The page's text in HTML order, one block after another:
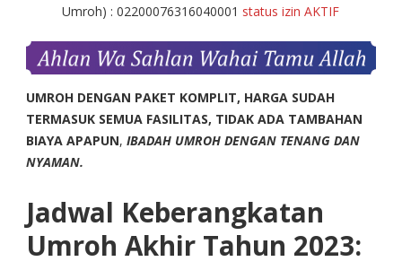
Umroh) : 02200076316040001 status izin AKTIF
UMROH DENGAN PAKET KOMPLIT, HARGA SUDAH
TERMASUK SEMUA FASILITAS, TIDAK ADA TAMBAHAN
BIAYA APAPUN, IBADAH UMROH DENGAN TENANG DAN
NYAMAN.
Jadwal Keberangkatan
Umroh Akhir Tahun 2023: